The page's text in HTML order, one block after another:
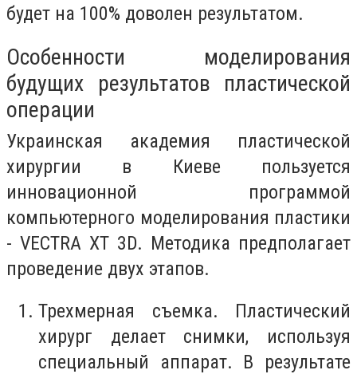
будет на 100% доволен результатом.
Особенности моделирования
будущих результатов пластической
операции
Украинская академия пластической
хирургии в Киеве пользуется
инновационной программой
компьютерного моделирования пластики
- VECTRA XT 3D. Методика предполагает
проведение двух этапов.
Трехмерная съемка. Пластический
хирург делает снимки, используя
специальный аппарат. В результате